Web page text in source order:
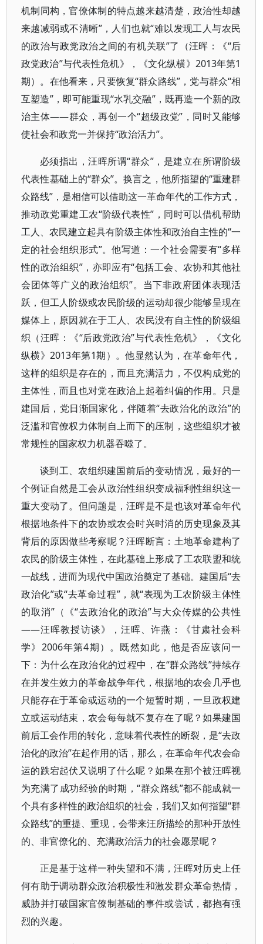
机制同构，官僚体制的特点越来越清楚，政治性却越
来越减弱或不清晰”，人们也就“难以发现工人与农民
的政治与政党政治之间的有机关联”了（汪晖：《“后
政党政治”与代表性危机》，《文化纵横》2013年第1
期）。在他看来，只要恢复“群众路线”，党与群众“相
互塑造”，即可能重现“水乳交融”，既再造一个新的政
治主体——群众，再创一个“超级政党”，同时又能够
使社会和政党一并保持“政治活力”。
必须指出，汪晖所谓“群众”，是建立在所谓阶级
代表性基础上的“群众”。换言之，他所指望的“重建群
众路线”，是相信可以借助这一革命年代的工作方式，
推动政党重建工农“阶级代表性”，同时可以借机帮助
工人、农民建立起具有阶级主体性和政治自主性的“一
定的社会组织形式”。他写道：一个社会需要有“多样
性的政治组织”，亦即应有“包括工会、农协和其他社
会团体等广义的政治组织”。当下非政府团体表现活
跃，但工人阶级或农民阶级的运动却很少能够呈现在
媒体上，原因就在于工人、农民没有自主性的阶级组
织（汪晖：《“后政党政治”与代表性危机》，《文化
纵横》2013年第1期）。他显然认为，在革命年代，
这样的组织是存在的，而且充满活力，不仅构成党的
主体性，而且也对党在政治上起着纠偏的作用。只是
建国后，党日渐国家化，伴随着“去政治化的政治”的
泛滥和官僚权力体制自上而下的压制，这些组织才被
常规性的国家权力机器吞噬了。
谈到工、农组织建国前后的变动情况，最好的一
个例证自然是工会从政治性组织变成福利性组织这一
重大变动了。但问题是，汪晖是不是也该对革命年代
根据地条件下的农协或农会时兴时消的历史现象及其
背后的原因做些考察呢？汪晖断言：土地革命建构了
农民的阶级主体性，在此基础上形成了工农联盟和统
一战线，进而为现代中国政治奠定了基础。建国后“去
政治化”或“去革命过程”，就“表现为工农阶级主体性
的取消”（《“去政治化的政治”与大众传媒的公共性
——汪晖教授访谈》，汪晖、许燕：《甘肃社会科
学》2006年第4期）。既然如此，他是否应该问一
下：为什么在政治化的过程中，在“群众路线”持续存
在并发生效力的革命战争年代，根据地的农会几乎也
只能存在于革命或运动的一个短暂时期，一旦政权建
立或运动结束，农会每每就不复存在了呢？如果建国
前后工会作用的转化，意味着代表性的断裂，是“去政
治化的政治”在起作用的话，那么，在革命年代农会命
运的跌宕起伏又说明了什么呢？如果在那个被汪晖视
为充满了成功经验的时期，“群众路线”都不能成就一
个具有多样性的政治组织的社会，我们又如何指望“群
众路线”的重提、重现，会带来汪所描绘的那种开放性
的、非官僚化的、充满政治活力的社会愿景呢？
正是基于这样一种失望和不满，汪晖对历史上任
何有助于调动群众政治积极性和激发群众革命热情，
威胁并打破国家官僚制基础的事件或尝试，都抱有强
烈的兴趣。